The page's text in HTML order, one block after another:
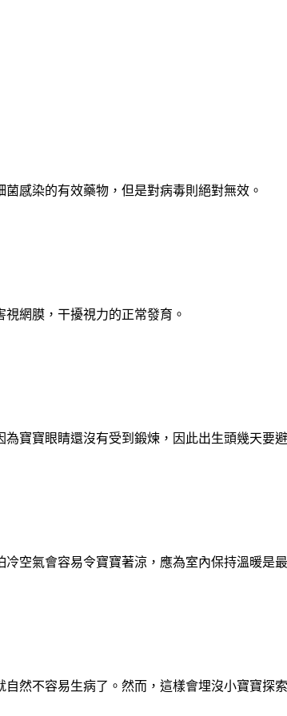
感染的有效藥物，但是對病毒則絕對無效。
網膜，干擾視力的正常發育。
寶寶眼睛還沒有受到鍛煉，因此出生頭幾天要
空氣會容易令寶寶著涼，應為室內保持溫暖是
然不容易生病了。然而，這樣會埋沒小寶寶探